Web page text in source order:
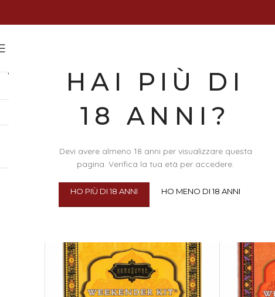
HAI PIÙ DI
18 ANNI?
Devi avere almeno 18 anni per visualizzare questa
pagina. Verifica la tua età per accedere.
HO PIÙ DI 18 ANNI HO MENO DI 18 ANNI
Idee Regalo Cofanetti Rilassanti
Visualizzazione di 6 risultati